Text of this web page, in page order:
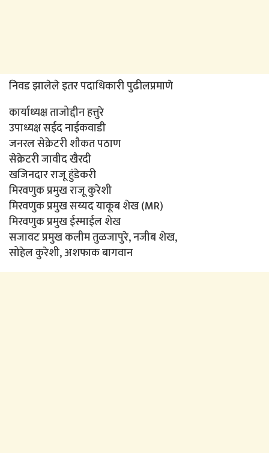
निवड झालेले इतर पदाधिकारी पुढीलप्रमाणे
कार्याध्यक्ष ताजोद्दीन हत्तुरे
उपाध्यक्ष सईद नाईकवाडी
जनरल सेक्रेटरी शौकत पठाण
सेक्रेटरी जावीद खैरदी
खजिनदार राजू हुंडेकरी
मिरवणुक प्रमुख राजू कुरेशी
मिरवणुक प्रमुख सय्यद याकूब शेख (MR)
मिरवणुक प्रमुख ईस्माईल शेख
सजावट प्रमुख कलीम तुळजापुरे, नजीब शेख,
सोहेल कुरेशी, अशफाक बागवान